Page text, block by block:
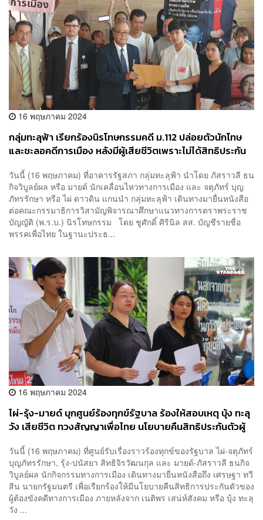
16 พฤษภาคม 2024
กลุ่มทะลุฟ้า เรียกร้องนิรโทษกรรมคดี ม.112 ปล่อยตัวนักโทษ
และชะลอคดีการเมือง หลังมีผู้เสียชีวิตเพราะไม่ได้สิทธิประกัน
วันนี้ (16 พฤษภาคม) ที่อาคารรัฐสภา กลุ่มทะลุฟ้า นำโดย ภัสราวลี ธน
กิจวิบูลย์ผล หรือ มายด์ นักเคลื่อนไหวทางการเมือง และ จตุภัทร์ บุญ
ภัทรรักษา หรือ ไผ่ ดาวดิน แกนนำ กลุ่มทะลุฟ้า เดินทางมายื่นหนังสือ
ต่อคณะกรรมาธิการวิสามัญพิจารณาศึกษาแนวทางการตราพระราช
บัญญัติ (พ.ร.บ.) นิรโทษกรรม โดย ชูศักดิ์ ศิรินิล สส. บัญชีรายชื่อ
พรรคเพื่อไทย ในฐานะประธ...
16 พฤษภาคม 2024
ไผ่​-​รุ้ง​-​มายด์​ บุกศูนย์ร้องทุกข์รัฐบาล ร้องให้สอบเหตุ บุ้ง ทะลุ
วัง เสียชีวิต ทวงสัญญาเพื่อไทย นโยบายคืนสิทธิประกันตัวผู้
วันนี้ (16 พฤษภาคม) ที่ศูนย์รับเรื่องราวร้องทุกข์ของรัฐบาล ไผ่-จตุภัทร์
บุญภัทรรักษา​, รุ้ง-ปนัสยา สิทธิจิรวัฒนกุล และ มายด์-ภัสราวลี ธนกิจ
วิบูลย์ผล​ นักกิจกรรมทางการเมือง เดินทางมายื่นหนังสือถึง เศรษ​ฐา​ ทวี​
สิน​ นายก​รัฐมนตรี​ เพื่อเรียกร้องให้มีนโยบายคืนสิทธิการประกันตัวของ
ผู้ต้องขังคดีทางการเมือง ภายหลังจาก เนติพร เสน่ห์สังคม หรือ บุ้ง ทะลุ
วัง ...